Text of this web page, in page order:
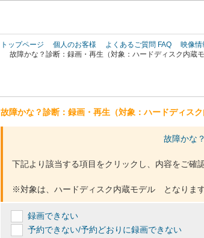
トップページ 個人のお客様 よくあるご質問 FAQ 映像情
故障かな？診断：録画・再生（対象：ハードディスク内蔵モ
故障かな？診断：録画・再生（対象：ハードディスク
故障かな
下記より該当する項目をクリックし、内容をご確
※対象は、ハードディスク内蔵モデル となります
録画できない
予約できない/予約どおりに録画できない